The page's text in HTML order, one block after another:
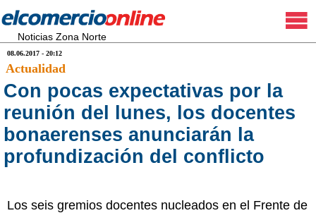
Noticias Zona Norte
08.06.2017 - 20:12
Actualidad
Con pocas expectativas por la
reunión del lunes, los docentes
bonaerenses anunciarán la
profundización del conflicto
Los seis gremios docentes nucleados en el Frente de